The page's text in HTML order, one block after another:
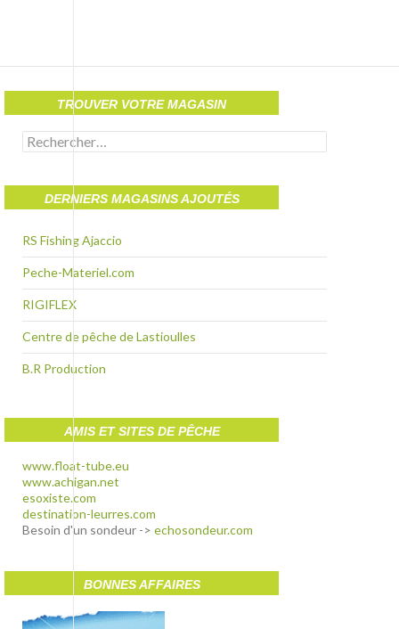
TROUVER VOTRE MAGASIN
Rechercher :
DERNIERS MAGASINS AJOUTÉS
RS Fishing Ajaccio
Peche-Materiel.com
RIGIFLEX
Centre de pêche de Lastioulles
B.R Production
AMIS ET SITES DE PÊCHE
www.float-tube.eu
www.achigan.net
esoxiste.com
destination-leurres.com
Besoin d'un sondeur -> echosondeur.com
BONNES AFFAIRES